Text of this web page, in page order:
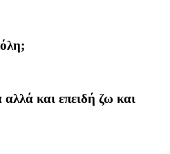
και επειδή ζω και